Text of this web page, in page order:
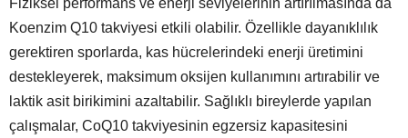
Fiziksel performans ve enerji seviyelerinin artırılmasında da
Koenzim Q10 takviyesi etkili olabilir. Özellikle dayanıklılık
gerektiren sporlarda, kas hücrelerindeki enerji üretimini
destekleyerek, maksimum oksijen kullanımını artırabilir ve
laktik asit birikimini azaltabilir. Sağlıklı bireylerde yapılan
çalışmalar, CoQ10 takviyesinin egzersiz kapasitesini